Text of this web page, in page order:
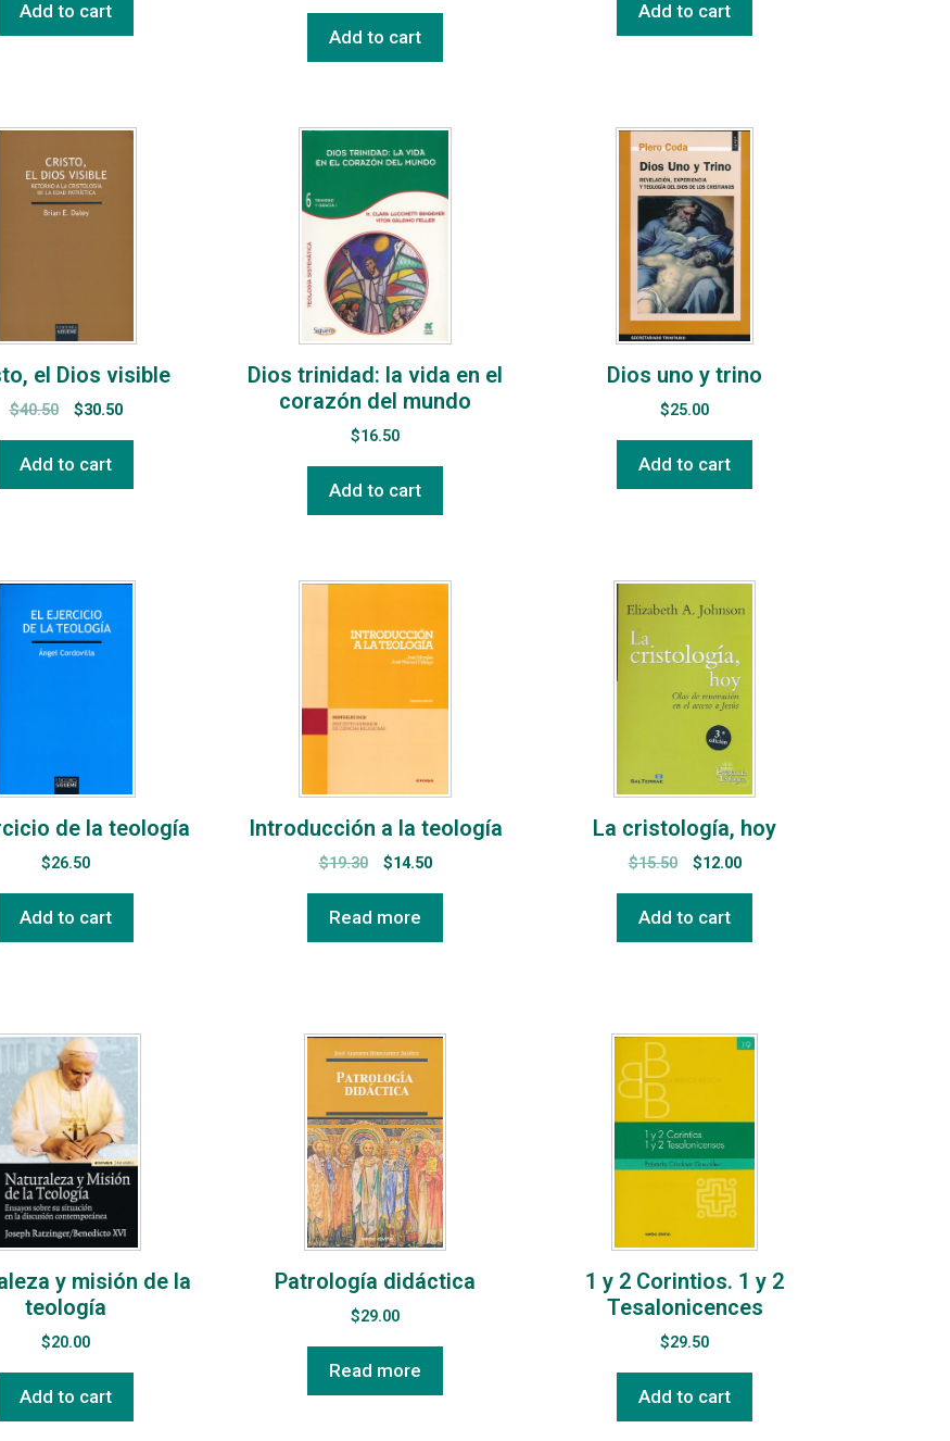
Add to cart
Add to cart
Add to cart
el Dios visible
$40.50 $30.50
Add to cart
Dios trinidad: la vida en el
corazón del mundo
$16.50
Add to cart
Dios uno y trino
$25.00
Add to cart
de la teología
$26.50
Add to cart
Introducción a la teología
$19.30 $14.50
Read more
La cristología, hoy
$15.50 $12.00
Add to cart
y misión de la
teología
$20.00
Add to cart
Patrología didáctica
$29.00
Read more
1 y 2 Corintios. 1 y 2
Tesalonicences
$29.50
Add to cart